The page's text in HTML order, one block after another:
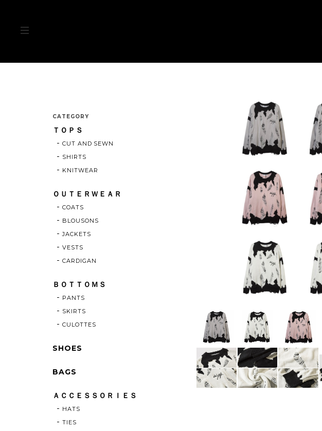
CATEGORY
ＴＯＰＳ
CUT AND SEWN
SHIRTS
KNITWEAR
ＯＵＴＥＲＷＥＡＲ
COATS
BLOUSONS
JACKETS
VESTS
CARDIGAN
ＢＯＴＴＯＭＳ
PANTS
SKIRTS
CULOTTES
SHOES
BAGS
ＡＣＣＥＳＳＯＲＩＥＳ
HATS
TIES